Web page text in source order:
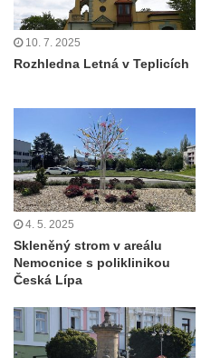
10. 7. 2025
Rozhledna Letná v Teplicích
4. 5. 2025
Skleněný strom v areálu
Nemocnice s poliklinikou
Česká Lípa